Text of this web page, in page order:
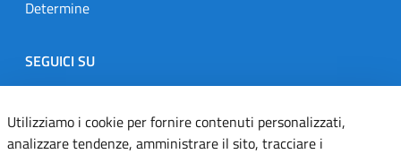
Determine
SEGUICI SU
Designers Italia
TwitterInstagramYoutubeLinkedin
Utilizziamo i cookie per fornire contenuti personalizzati,
analizzare tendenze, amministrare il sito, tracciare i